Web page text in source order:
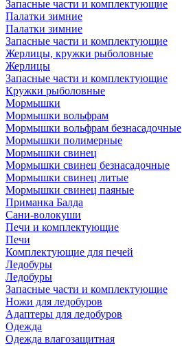
Запасные части и комплектующие
Палатки зимние
Палатки зимние
Запасные части и комплектующие
Жерлицы, кружки рыболовные
Жерлицы
Запасные части и комплектующие
Кружки рыболовные
Мормышки
Мормышки вольфрам
Мормышки вольфрам безнасадочные
Мормышки полимерные
Мормышки свинец
Мормышки свинец безнасадочные
Мормышки свинец литые
Мормышки свинец паяные
Приманка Балда
Сани-волокуши
Печи и комплектующие
Печи
Комплектующие для печей
Ледобуры
Ледобуры
Запасные части и комплектующие
Ножи для ледобуров
Адаптеры для ледобуров
Одежда
Одежда влагозащитная